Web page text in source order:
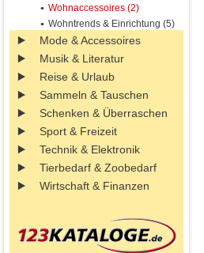
Wohnaccessoires (2)
Wohntrends & Einrichtung (5)
Mode & Accessoires
Musik & Literatur
Reise & Urlaub
Sammeln & Tauschen
Schenken & Überraschen
Sport & Freizeit
Technik & Elektronik
Tierbedarf & Zoobedarf
Wirtschaft & Finanzen